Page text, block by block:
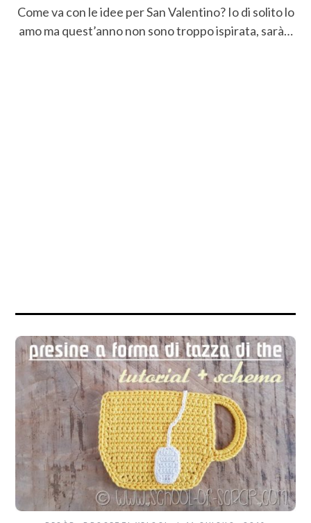
Come va con le idee per San Valentino? Io di solito lo
amo ma quest’anno non sono troppo ispirata, sarà…